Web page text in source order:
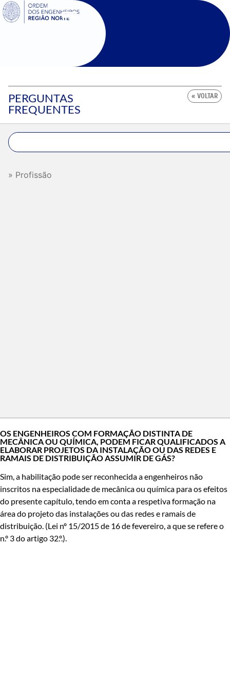
SIGOE
« VOLTAR
PERGUNTAS
FREQUENTES
Profissão
OS ENGENHEIROS COM FORMAÇÃO DISTINTA DE
MECÂNICA OU QUÍMICA, PODEM FICAR QUALIFICADOS A
ELABORAR PROJETOS DA INSTALAÇÃO OU DAS REDES E
RAMAIS DE DISTRIBUIÇÃO ASSUMIR DE GÁS?
Sim, a habilitação pode ser reconhecida a engenheiros não
inscritos na especialidade de mecânica ou química para os efeitos
do presente capítulo, tendo em conta a respetiva formação na
área do projeto das instalações ou das redes e ramais de
distribuição. (Lei nº 15/2015 de 16 de fevereiro, a que se refere o
n.º 3 do artigo 32.º.).